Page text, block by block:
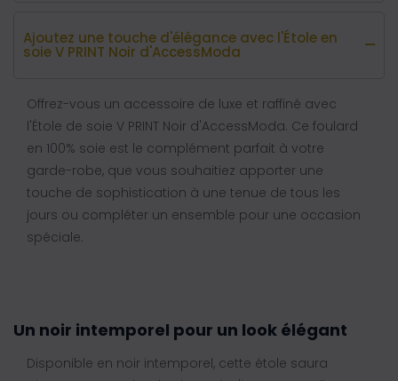
Ajoutez une touche d'élégance avec l'Étole en
soie V PRINT Noir d'AccessModa
Offrez-vous un accessoire de luxe et raffiné avec
l'Étole de soie V PRINT Noir d'AccessModa. Ce foulard
en 100% soie est le complément parfait à votre
garde-robe, que vous souhaitiez apporter une
touche de sophistication à une tenue de tous les
jours ou compléter un ensemble pour une occasion
spéciale.
Un noir intemporel pour un look élégant
Disponible en noir intemporel, cette étole saura